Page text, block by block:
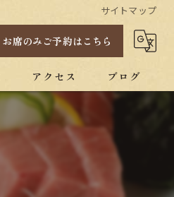
サイトマップ
お席のみご予約はこちら
アクセス ブログ